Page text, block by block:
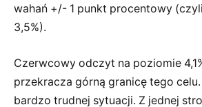
wahań +/- 1 punkt procentowy
3,5%).
Czerwcowy odczyt na poziomie
przekracza górną granicę tego celu.
bardzo trudnej sytuacji. Z jednej